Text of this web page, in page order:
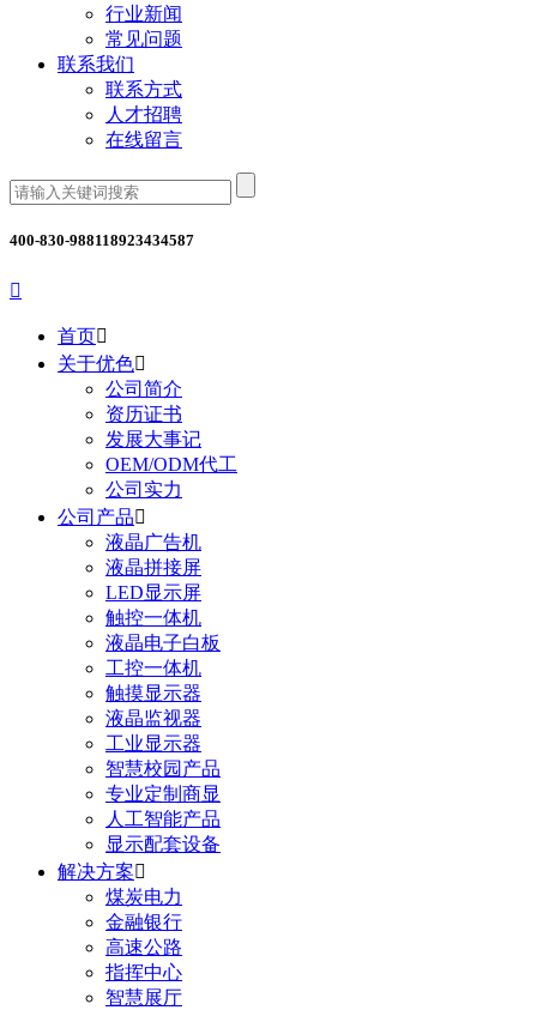
行业新闻
常见问题
联系我们
联系方式
人才招聘
在线留言
400-830-988118923434587

首页
关于优色
公司简介
资历证书
发展大事记
OEM/ODM代工
公司实力
公司产品
液晶广告机
液晶拼接屏
LED显示屏
触控一体机
液晶电子白板
工控一体机
触摸显示器
液晶监视器
工业显示器
智慧校园产品
专业定制商显
人工智能产品
显示配套设备
解决方案
煤炭电力
金融银行
高速公路
指挥中心
智慧展厅